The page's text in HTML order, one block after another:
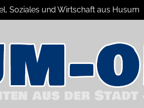
Soziales und Wirtschaft aus Husum